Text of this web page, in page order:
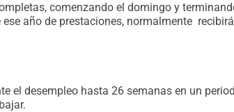
comenzando el domingo y
año de prestaciones, normalmente
el desempleo hasta 26 semanas en un